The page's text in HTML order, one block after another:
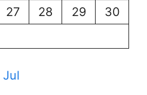
27 28 29
30
Jul